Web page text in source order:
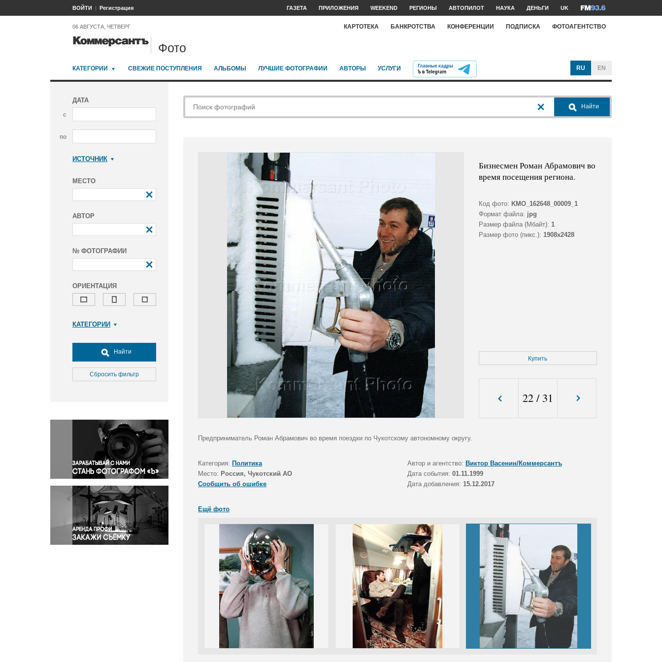
ВОЙТИ Регистрация ГАЗЕТА ПРИЛОЖЕНИЯ WEEKEND РЕГИОНЫ АВТОПИЛОТ НАУКА ДЕНЬГИ UK
06 АВГУСТА, ЧЕТВЕРГ КАРТОТЕКА БАНКРОТСТВА КОНФЕРЕНЦИИ ПОДПИСКА ФОТОАГЕНТСТВО
Фото
КАТЕГОРИИ СВЕЖИЕ ПОСТУПЛЕНИЯ АЛЬБОМЫ ЛУЧШИЕ ФОТОГРАФИИ АВТОРЫ УСЛУГИ RU EN
ДАТА
с
по
ИСТОЧНИК
МЕСТО
АВТОР
№ ФОТОГРАФИИ
ОРИЕНТАЦИЯ
КАТЕГОРИИ
Досуг, туризм и отдых
Культура
Медицина
Окружающая среда
Политика
Правосудие
Происшествия и конфликты
Религия
Светская жизнь
Спорт
Экология
Экономика и бизнес
Найти
Сбросить фильтр
Найти
Бизнесмен Роман Абрамович во
время посещения региона.
Код фото: KMO_162648_00009_1
Формат файла: jpg
Размер файла (Мбайт): 1
Размер фото (пикс.): 1908x2428
Купить
22/ 31
Предприниматель Роман Абрамович во время поездки по Чукотскому автономному округу.
Категория: Политика Автор и агентство: Виктор Васенин/Коммерсантъ
Место: Россия, Чукотский АО Дата события: 01.11.1999
Сообщить об ошибке
Дата добавления: 15.12.2017
Ещё фото